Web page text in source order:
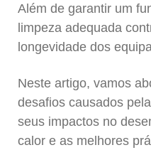
Além de garantir um
limpeza adequada
longevidade dos
Neste artigo, vamos
desafios causados
seus impactos no
calor e as melhores